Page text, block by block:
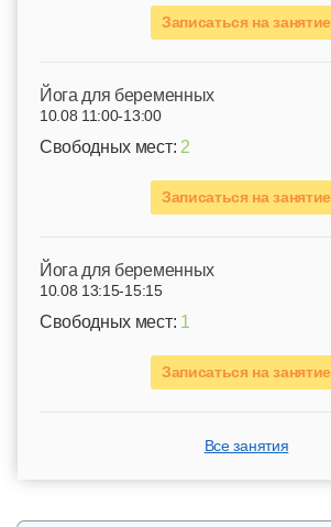
Записаться на занятие
Йога для беременных
10.08 11:00-13:00
Свободных мест: 2
Записаться на занятие
Йога для беременных
10.08 13:15-15:15
Свободных мест: 1
Записаться на занятие
Все занятия